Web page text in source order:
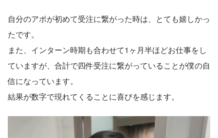
自分のアポが初めて受注に繋がった時は、とても嬉しかっ
たです。
また、インターン時期も合わせて1ヶ月半ほどお仕事をし
ていますが、合計で四件受注に繋がっていることが僕の自
信になっています。
結果が数字で現れてくることに喜びを感じます。